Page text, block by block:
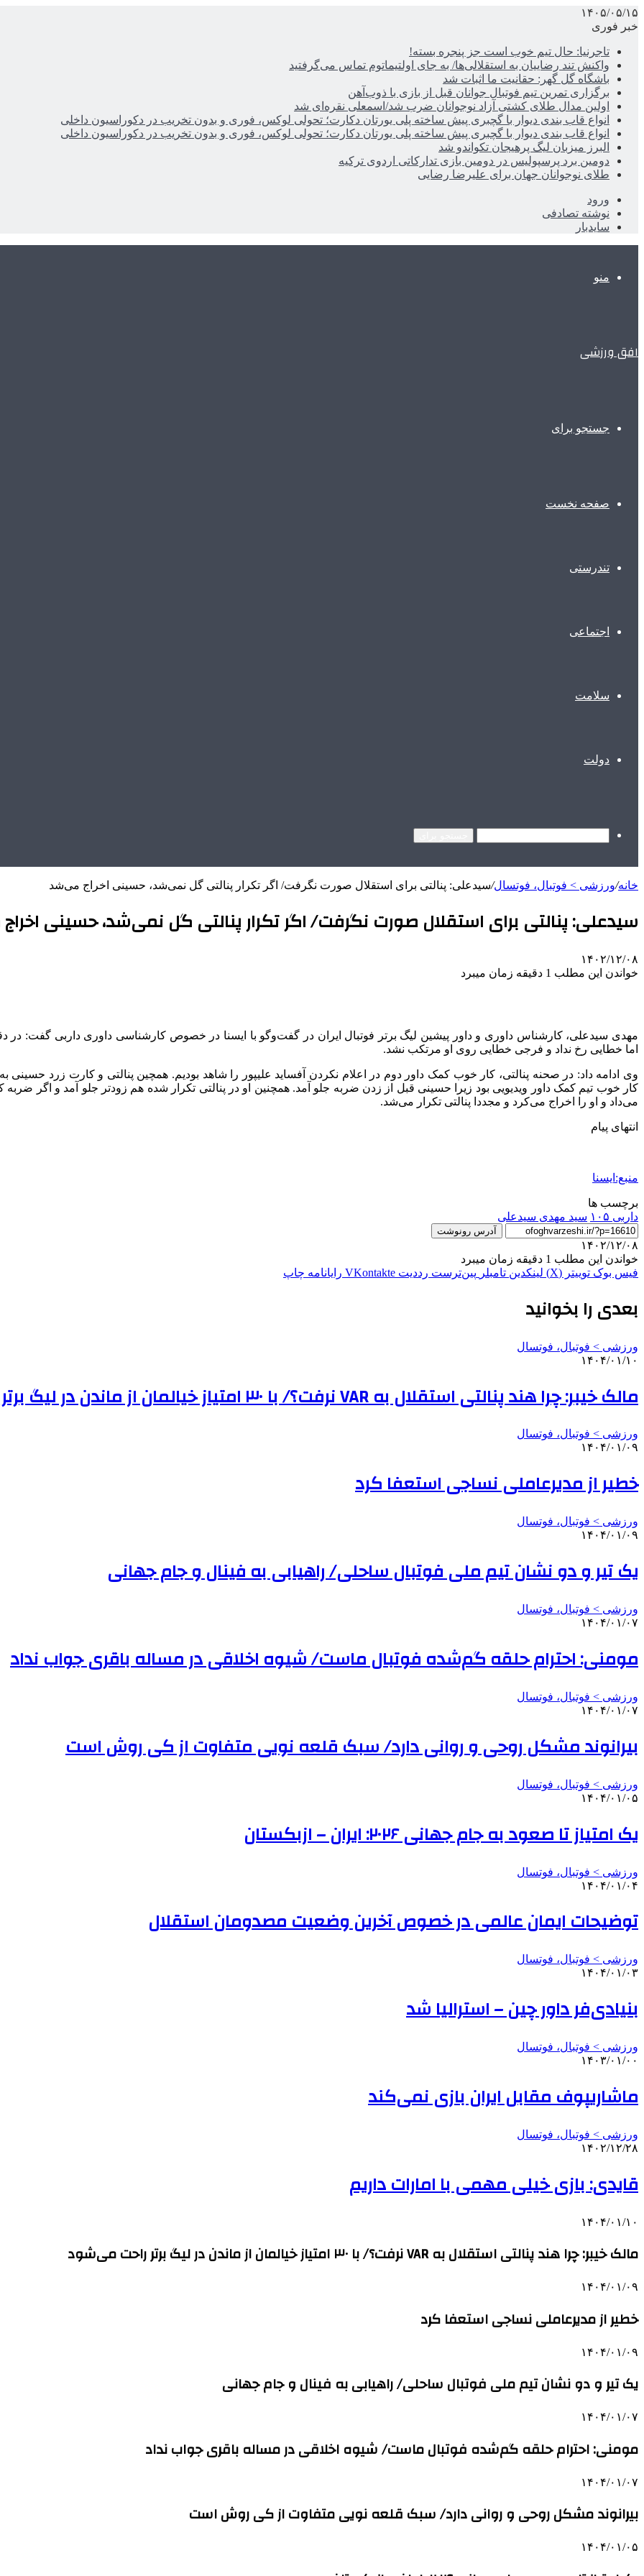
۱۴۰۵/۰۵/۱۵
خبر فوری
تاجرنیا: حال تیم خوب است جز پنجره بسته!
واکنش تند رضاییان به استقلالی‌ها/ به جای اولتیماتوم تماس می‌گرفتید
باشگاه گل گهر: حقانیت ما اثبات شد
برگزاری تمرین تیم فوتبال جوانان قبل از بازی با ذوب‌آهن
اولین مدال طلای کشتی آزاد نوجوانان ضرب شد/اسمعلی نقره‌ای شد
انواع قاب بندی دیوار با گچبری پیش ساخته پلی یورتان دکارت؛ تحولی لوکس، فوری و بدون تخریب در دکوراسیون داخلی
انواع قاب بندی دیوار با گچبری پیش ساخته پلی یورتان دکارت؛ تحولی لوکس، فوری و بدون تخریب در دکوراسیون داخلی
البرز میزبان لیگ پرهیجان تکواندو شد
دومین برد پرسپولیس در دومین بازی تدارکاتی اردوی ترکیه
طلای نوجوانان جهان برای علیرضا رضایی
ورود
نوشته تصادفی
سایدبار
منو
افق ورزشی
جستجو برای
صفحه نخست
تندرستی
اجتماعی
سلامت
دولت
خانه/ورزشی > فوتبال، فوتسال/سیدعلی: پنالتی برای استقلال صورت نگرفت/ اگر تکرار پنالتی گل نمی‌شد، حسینی اخراج می‌شد
سیدعلی: پنالتی برای استقلال صورت نگرفت/ اگر تکرار پنالتی گل نمی‌شد، حسینی
۱۴۰۲/۱۲/۰۸
خواندن این مطلب 1 دقیقه زمان میبرد
اما خطایی رخ نداد و فرجی خطایی روی او مرتکب نشد.
وی ادامه داد: در صحنه پنالتی، کار خوب کمک داور دوم در اعلام نکردن آفساید علیپور را شاهد بودیم. همچین پنالتی و کارت زرد
کار خوب تیم کمک داور ویدیویی بود زیرا حسینی قبل از زدن ضربه جلو آمد. همچنین او در پنالتی تکرار شده هم زودتر جلو آمد و اگر
می‌داد و او را اخراج می‌کرد و مجددا پنالتی تکرار می‌شد.
انتهای پیام
منبع:ایسنا
برچسب ها
داربی ۱۰۵
سید مهدی سیدعلی
آدرس رونوشت
۱۴۰۲/۱۲/۰۸
خواندن این مطلب 1 دقیقه زمان میبرد
فیس بوک توییتر (X) لینکدین ‫تامبلر ‫پین‌ترست ‫رددیت ‫VKontakte رایانامه چاپ
بعدی را بخوانید
ورزشی > فوتبال، فوتسال
۱۴۰۴/۰۱/۱۰
مالک خیبر: چرا هند پنالتی استقلال به VAR نرفت؟/ با ۳۰ امتیاز خیالمان از ماندن در لیگ برتر راحت می‌شود
ورزشی > فوتبال، فوتسال
۱۴۰۴/۰۱/۰۹
خطیر از مدیرعاملی نساجی استعفا کرد
ورزشی > فوتبال، فوتسال
۱۴۰۴/۰۱/۰۹
یک تیر و دو نشان تیم ملی فوتبال ساحلی/ راهیابی به فینال و جام جهانی
ورزشی > فوتبال، فوتسال
۱۴۰۴/۰۱/۰۷
مومنی: احترام حلقه گم‌شده فوتبال ماست/ شیوه اخلاقی در مساله باقری جواب نداد
ورزشی > فوتبال، فوتسال
۱۴۰۴/۰۱/۰۷
بیرانوند مشکل روحی و روانی دارد/ سبک قلعه نویی متفاوت از کی روش است
ورزشی > فوتبال، فوتسال
۱۴۰۴/۰۱/۰۵
یک امتیاز تا صعود به جام جهانی ۲۰۲۶: ایران – ازبکستان
ورزشی > فوتبال، فوتسال
۱۴۰۴/۰۱/۰۴
توضیحات ایمان عالمی در خصوص آخرین وضعیت مصدومان استقلال
ورزشی > فوتبال، فوتسال
۱۴۰۴/۰۱/۰۳
بنیادی‌فر داور چین – استرالیا شد
ورزشی > فوتبال، فوتسال
۱۴۰۳/۰۱/۰۰
ماشاریپوف مقابل ایران بازی نمی‌کند
ورزشی > فوتبال، فوتسال
۱۴۰۲/۱۲/۲۸
قایدی: بازی خیلی مهمی با امارات داریم
۱۴۰۴/۰۱/۱۰
مالک خیبر: چرا هند پنالتی استقلال به VAR نرفت؟/ با ۳۰ امتیاز خیالمان از ماندن در لیگ برتر راحت می‌شود
۱۴۰۴/۰۱/۰۹
خطیر از مدیرعاملی نساجی استعفا کرد
۱۴۰۴/۰۱/۰۹
یک تیر و دو نشان تیم ملی فوتبال ساحلی/ راهیابی به فینال و جام جهانی
۱۴۰۴/۰۱/۰۷
مومنی: احترام حلقه گم‌شده فوتبال ماست/ شیوه اخلاقی در مساله باقری جواب نداد
۱۴۰۴/۰۱/۰۷
بیرانوند مشکل روحی و روانی دارد/ سبک قلعه نویی متفاوت از کی روش است
۱۴۰۴/۰۱/۰۵